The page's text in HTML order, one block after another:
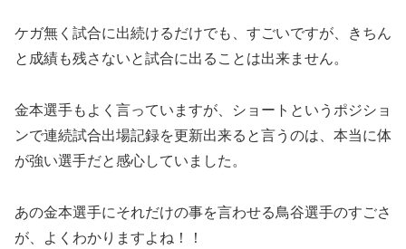
ケガ無く試合に出続けるだけでも、すごいですが、きちん
と成績も残さないと試合に出ることは出来ません。
金本選手もよく言っていますが、ショートというポジショ
ンで連続試合出場記録を更新出来ると言うのは、本当に体
が強い選手だと感心していました。
あの金本選手にそれだけの事を言わせる鳥谷選手のすごさ
が、よくわかりますよね！！